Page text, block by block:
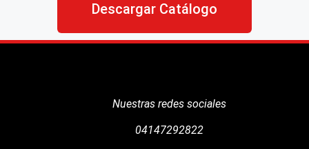
Descargar Catálogo
Nuestras redes sociales
04147292822